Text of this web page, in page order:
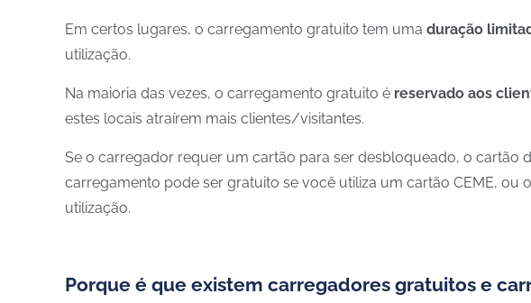
Em certos lugares, o carregamento gratuito tem uma duração
utilização.
Na maioria das vezes, o carregamento gratuito é reservado aos
estes locais atraírem mais clientes/visitantes.
Se o carregador requer um cartão para ser desbloqueado, o cartão
carregamento pode ser gratuito se você utiliza um cartão CEME,
utilização.
Porque é que existem carregadores gratuitos e